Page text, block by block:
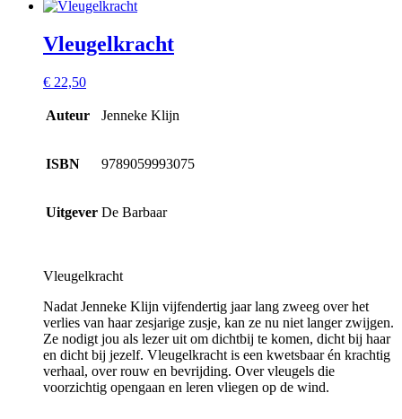
Vleugelkracht
€ 22,50
Auteur Jenneke Klijn
ISBN 9789059993075
Uitgever De Barbaar
Vleugelkracht
Nadat Jenneke Klijn vijfendertig jaar lang zweeg over het
verlies van haar zesjarige zusje, kan ze nu niet langer zwijgen.
Ze nodigt jou als lezer uit om dichtbij te komen, dicht bij haar
en dicht bij jezelf. Vleugelkracht is een kwetsbaar én krachtig
verhaal, over rouw en bevrijding. Over vleugels die
voorzichtig opengaan en leren vliegen op de wind.